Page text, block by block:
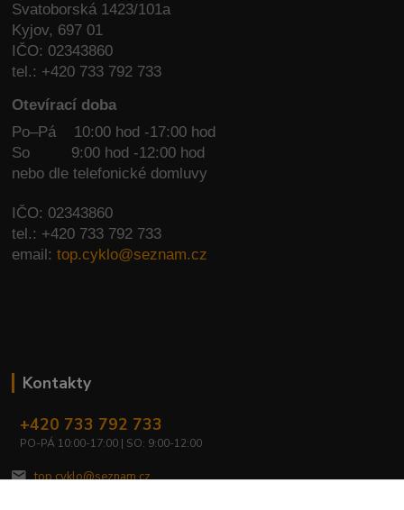
Svatoborská 1423/101a
Kyjov, 697 01
IČO: 02343860
tel.: +420 733 792 733
Otevírací doba
Po–Pá 10:00 hod -17:00 hod
So
9:00 hod -12:00 hod
nebo dle telefonické domluvy
IČO: 02343860
tel.: +420 733 792 733
email:top.cyklo@seznam.cz
Kontakty
+420 733 792 733
PO-PÁ 10:00-17:00 | SO: 9:00-12:00
top.cyklo@seznam.cz